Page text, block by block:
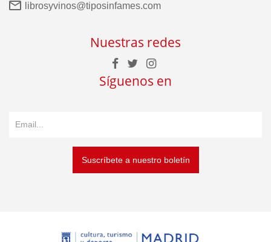
librosyvinos@tiposinfames.com
Nuestras redes
Síguenos en
Suscríbete a nuestro boletín